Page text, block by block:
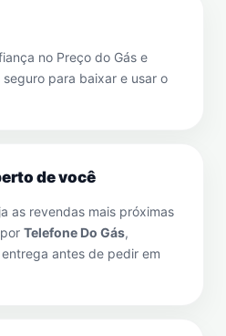
no Preço do Gás e
para baixar e usar o
de você
as revendas mais próximas
Telefone Do Gás,
antes de pedir em